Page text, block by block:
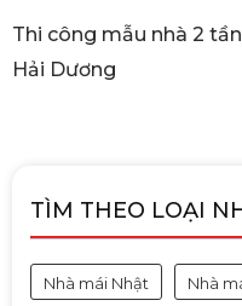
Thi công mẫu nhà 2
Hải Dương
TÌM THEO LOẠI
Nhà mái Nhật Nhà